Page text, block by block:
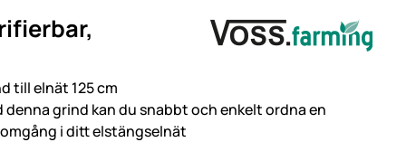
till elnät 125 cm
denna grind kan du snabbt och enkelt ordna en
i ditt elstängselnät